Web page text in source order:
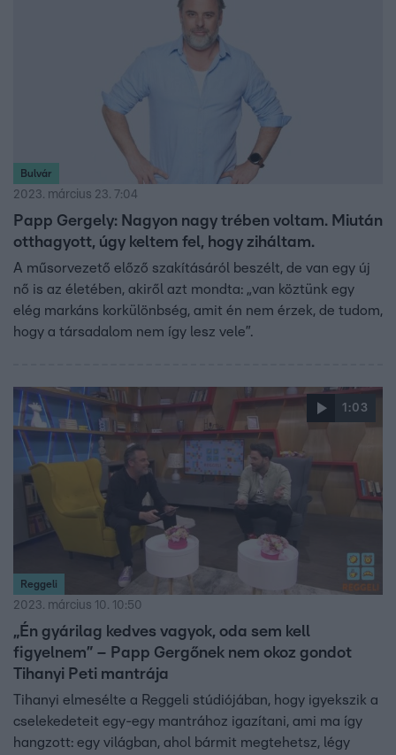
derekát. Papp Gergő később rájött, hogy megmentője
nem más volt, mint Bódi Hunor, a Bódi Tesókból.
Bulvár
2023. március 23. 7:04
Papp Gergely: Nagyon nagy trében voltam. Miután
otthagyott, úgy keltem fel, hogy ziháltam.
A műsorvezető előző szakításáról beszélt, de van egy új
nő is az életében, akiről azt mondta: „van köztünk egy
elég markáns korkülönbség, amit én nem érzek, de tudom,
hogy a társadalom nem így lesz vele”.
1:03
Reggeli
2023. március 10. 10:50
„Én gyárilag kedves vagyok, oda sem kell
figyelnem” – Papp Gergőnek nem okoz gondot
Tihanyi Peti mantrája
Tihanyi elmesélte a Reggeli stúdiójában, hogy igyekszik a
cselekedeteit egy-egy mantrához igazítani, ami ma így
hangzott: egy világban, ahol bármit megtehetsz, légy